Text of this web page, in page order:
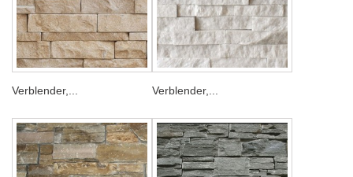
Verblender,... Verblender,...